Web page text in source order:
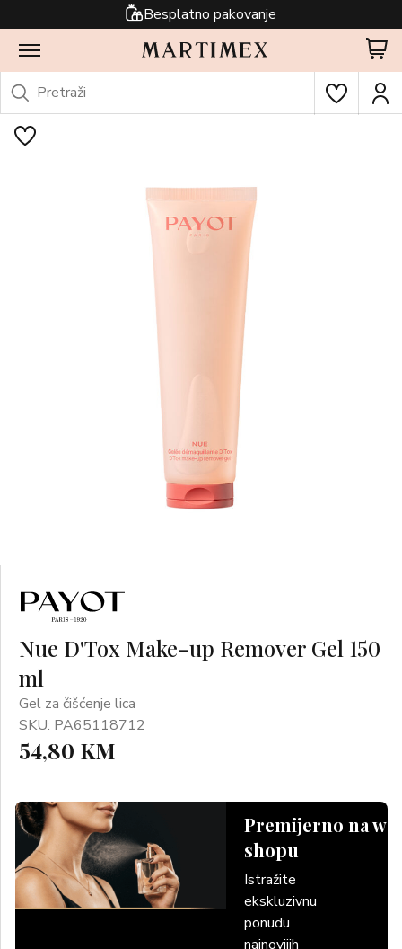
Besplatno pakovanje
Nue D'Tox Make-up Remover Gel 150
ml
Gel za čišćenje lica
SKU: PA65118712
54,80 KM
Premijerno na
shopu
Istražite
ekskluzivnu
ponudu
najnovijih